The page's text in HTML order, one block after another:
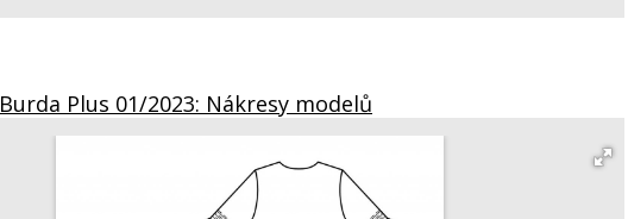
Burda Plus 01/2023: Nákresy modelů